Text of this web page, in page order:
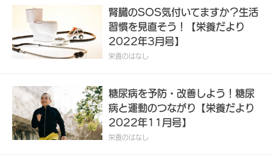
腎臓のSOS気付いてますか？生活
習慣を見直そう！【栄養だより
2022年3月号】
栄養のはなし
糖尿病を予防・改善しよう！糖尿
病と運動のつながり【栄養だより
2022年11月号】
栄養のはなし